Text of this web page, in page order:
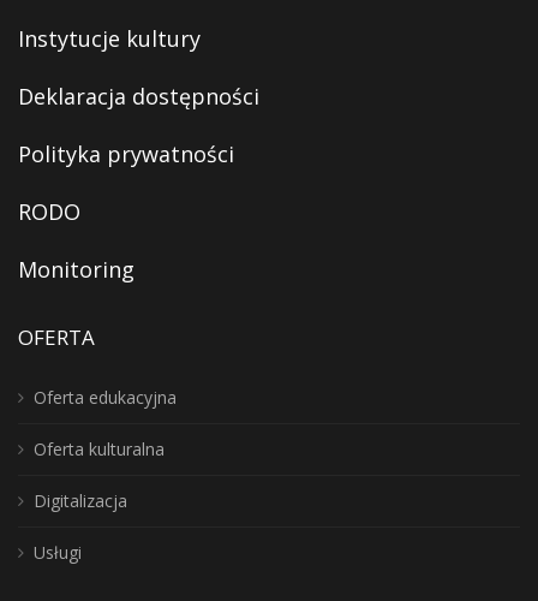
Instytucje kultury
Deklaracja dostępności
Polityka prywatności
RODO
Monitoring
OFERTA
Oferta edukacyjna
Oferta kulturalna
Digitalizacja
Usługi